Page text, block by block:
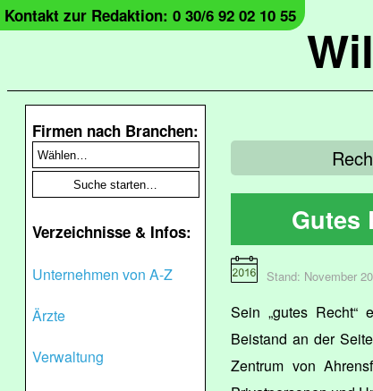
Kontakt zur Redaktion: 0 30/6 92 02 10 55
Firmen nach Branchen:
Verzeichnisse & Infos:
Unternehmen von A-Z
Ärzte
Verwaltung
Gutes
Stand: November
Sein „gutes Recht“
Beistand an der
Zentrum von